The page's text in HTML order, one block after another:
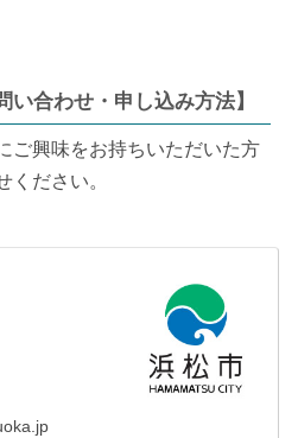
合わせ・申し込み方法】
ご興味をお持ちいただいた方
ください。